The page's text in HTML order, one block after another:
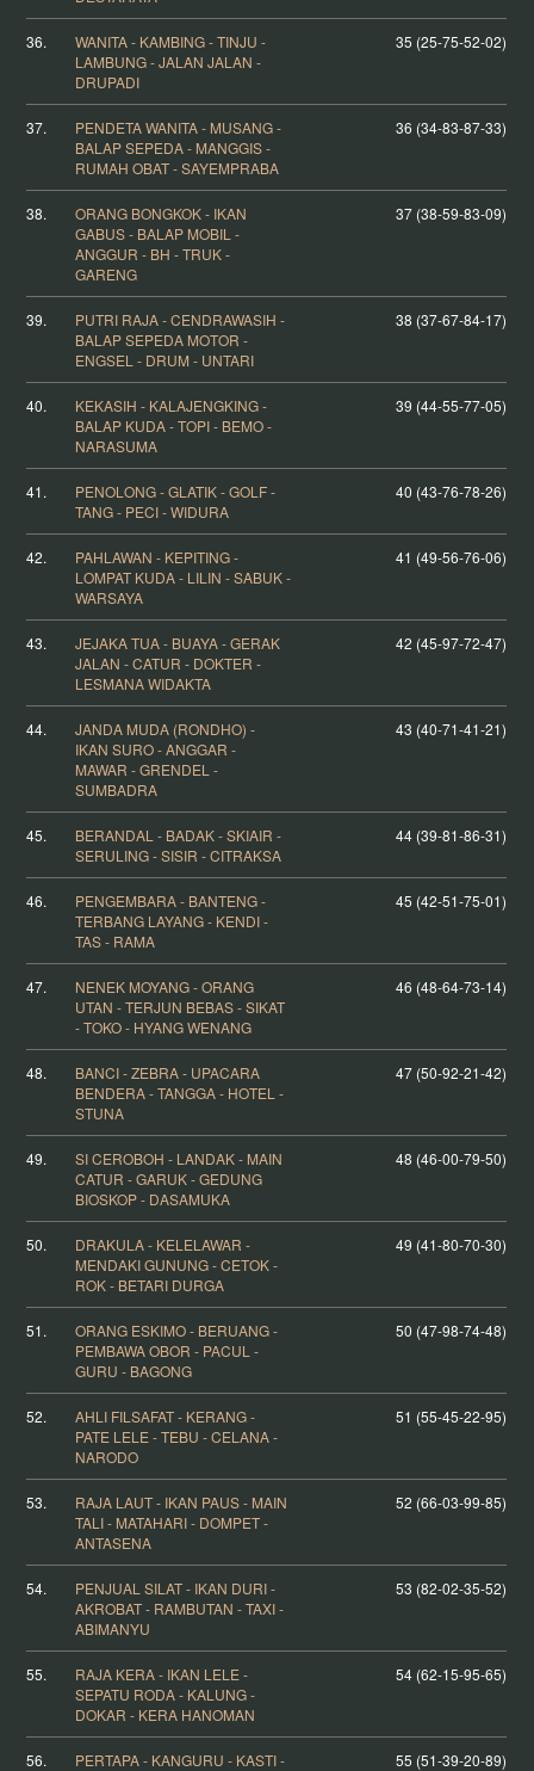
36.
WANITA - KAMBING - TINJU -
LAMBUNG - JALAN JALAN -
DRUPADI
35 (25-75-52-02)
37.
PENDETA WANITA - MUSANG -
BALAP SEPEDA - MANGGIS -
RUMAH OBAT - SAYEMPRABA
36 (34-83-87-33)
38.
ORANG BONGKOK - IKAN
GABUS - BALAP MOBIL -
ANGGUR - BH - TRUK -
GARENG
37 (38-59-83-09)
39.
PUTRI RAJA - CENDRAWASIH -
BALAP SEPEDA MOTOR -
ENGSEL - DRUM - UNTARI
38 (37-67-84-17)
40.
KEKASIH - KALAJENGKING -
BALAP KUDA - TOPI - BEMO -
NARASUMA
39 (44-55-77-05)
41.
PENOLONG - GLATIK - GOLF -
TANG - PECI - WIDURA
40 (43-76-78-26)
42.
PAHLAWAN - KEPITING -
LOMPAT KUDA - LILIN - SABUK -
WARSAYA
41 (49-56-76-06)
43.
JEJAKA TUA - BUAYA - GERAK
JALAN - CATUR - DOKTER -
LESMANA WIDAKTA
42 (45-97-72-47)
44.
JANDA MUDA (RONDHO) -
IKAN SURO - ANGGAR -
MAWAR - GRENDEL -
SUMBADRA
43 (40-71-41-21)
45.
BERANDAL - BADAK - SKIAIR -
SERULING - SISIR - CITRAKSA
44 (39-81-86-31)
46.
PENGEMBARA - BANTENG -
TERBANG LAYANG - KENDI -
TAS - RAMA
45 (42-51-75-01)
47.
NENEK MOYANG - ORANG
UTAN - TERJUN BEBAS - SIKAT
- TOKO - HYANG WENANG
46 (48-64-73-14)
48.
BANCI - ZEBRA - UPACARA
BENDERA - TANGGA - HOTEL -
STUNA
47 (50-92-21-42)
49.
SI CEROBOH - LANDAK - MAIN
CATUR - GARUK - GEDUNG
BIOSKOP - DASAMUKA
48 (46-00-79-50)
50.
DRAKULA - KELELAWAR -
MENDAKI GUNUNG - CETOK -
ROK - BETARI DURGA
49 (41-80-70-30)
51.
ORANG ESKIMO - BERUANG -
PEMBAWA OBOR - PACUL -
GURU - BAGONG
50 (47-98-74-48)
52.
AHLI FILSAFAT - KERANG -
PATE LELE - TEBU - CELANA -
NARODO
51 (55-45-22-95)
53.
RAJA LAUT - IKAN PAUS - MAIN
TALI - MATAHARI - DOMPET -
ANTASENA
52 (66-03-99-85)
54.
PENJUAL SILAT - IKAN DURI -
AKROBAT - RAMBUTAN - TAXI -
ABIMANYU
53 (82-02-35-52)
55.
RAJA KERA - IKAN LELE -
SEPATU RODA - KALUNG -
DOKAR - KERA HANOMAN
54 (62-15-95-65)
56.
PERTAPA - KANGURU - KASTI -
55 (51-39-20-89)